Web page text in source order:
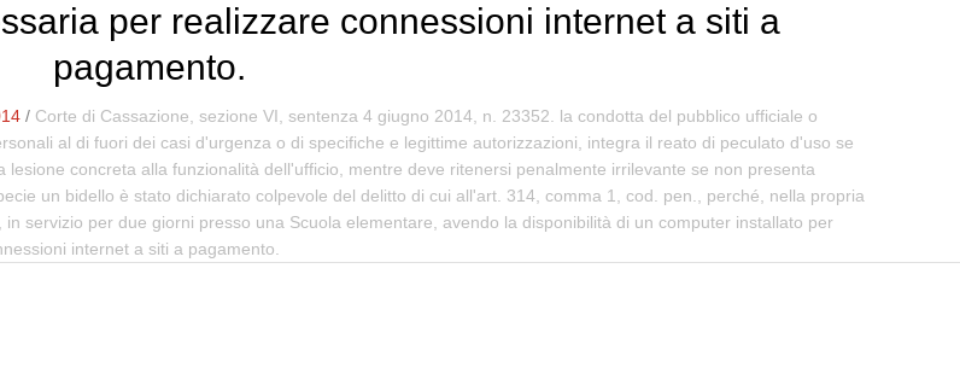
per realizzare connessioni internet a siti a
pagamento.
/ Corte di Cassazione, sezione VI, sentenza 4 giugno 2014, n. 23352. la condotta del pubblico ufficiale o
al di fuori dei casi d'urgenza o di specifiche e legittime autorizzazioni, integra il reato di peculato d'uso se
concreta alla funzionalità dell'ufficio, mentre deve ritenersi penalmente irrilevante se non presenta
un bidello è stato dichiarato colpevole del delitto di cui all'art. 314, comma 1, cod. pen., perché, nella propria
servizio per due giorni presso una Scuola elementare, avendo la disponibilità di un computer installato per
internet a siti a pagamento.